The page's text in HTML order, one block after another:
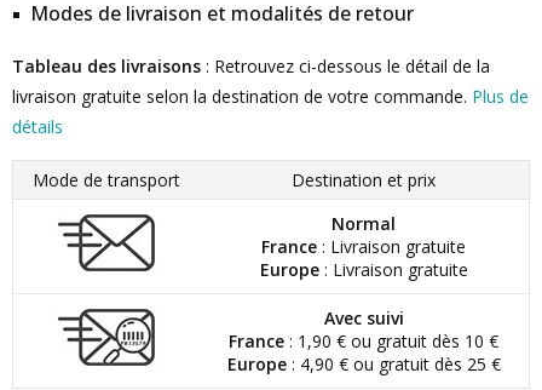
Modes de livraison et modalités de retour
Tableau des livraisons : Retrouvez ci-dessous le détail de la
livraison gratuite selon la destination de votre commande. Plus de
détails
Mode de transport
Destination et prix
Normal
France : Livraison gratuite
Europe: Livraison gratuite
Avec suivi
France : 1,90 € ou gratuit dès 10 €
Europe: 4,90 € ou gratuit dès 25 €